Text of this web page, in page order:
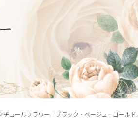
フォーマルドレス
お父様用モーニング
れ
[来店]
試着・レン
セミオーダ
(セレクトプ
ュールフラワー｜ブラック・ベージュ・ゴールド